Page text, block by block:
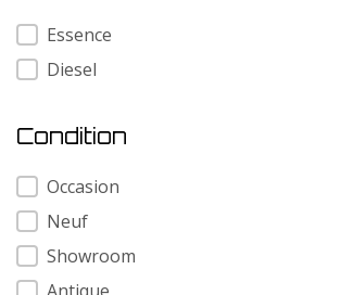
Carburant
Essence
Diesel
Condition
Condition
Occasion
Neuf
Showroom